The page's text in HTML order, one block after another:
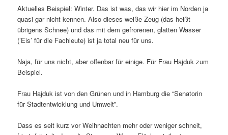
Aktuelles Beispiel: Winter. Das ist was, das wir hier im Norden ja
quasi gar nicht kennen. Also dieses weiße Zeug (das heißt
übrigens Schnee) und das mit dem gefrorenen, glatten Wasser
(’Eis’ für die Fachleute) ist ja total neu für uns.
Naja, für uns nicht, aber offenbar für einige. Für Frau Hajduk zum
Beispiel.
Frau Hajduk ist von den Grünen und in Hamburg die “Senatorin
für Stadtentwicklung und Umwelt”.
Dass es seit kurz vor Weihnachten mehr oder weniger schneit,